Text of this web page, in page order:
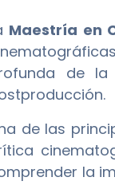
Maestría en
de la
de las
la